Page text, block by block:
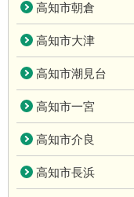
高知市朝倉
高知市大津
高知市潮見台
高知市一宮
高知市介良
高知市長浜